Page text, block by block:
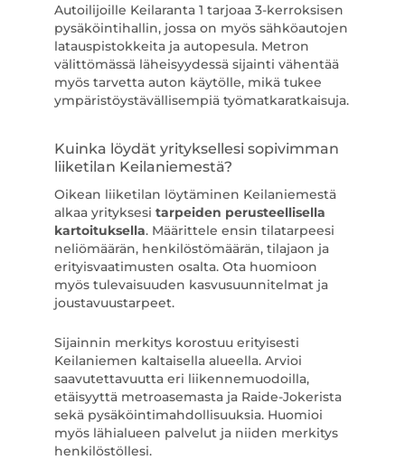
Autoilijoille Keilaranta 1 tarjoaa 3-kerroksisen
pysäköintihallin, jossa on myös sähköautojen
latauspistokkeita ja autopesula. Metron
välittömässä läheisyydessä sijainti vähentää
myös tarvetta auton käytölle, mikä tukee
ympäristöystävällisempiä työmatkaratkaisuja.
Kuinka löydät yrityksellesi sopivimman
liiketilan Keilaniemestä?
Oikean liiketilan löytäminen Keilaniemestä
alkaa yrityksesi tarpeiden perusteellisella
kartoituksella. Määrittele ensin tilatarpeesi
neliömäärän, henkilöstömäärän, tilajaon ja
erityisvaatimusten osalta. Ota huomioon
myös tulevaisuuden kasvusuunnitelmat ja
joustavuustarpeet.
Sijainnin merkitys korostuu erityisesti
Keilaniemen kaltaisella alueella. Arvioi
saavutettavuutta eri liikennemuodoilla,
etäisyyttä metroasemasta ja Raide-Jokerista
sekä pysäköintimahdollisuuksia. Huomioi
myös lähialueen palvelut ja niiden merkitys
henkilöstöllesi.